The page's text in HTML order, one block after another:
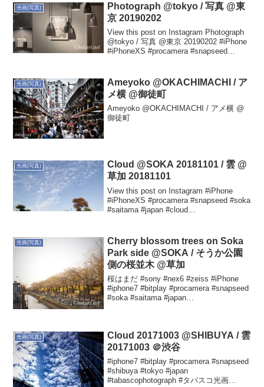
光画(写真)
Photograph @tokyo / 写真 @東
京 20190202
View this post on Instagram Photograph
@tokyo / 写真 @東京 20190202 #iPhone
#iPhoneXS #procamera #snapseed
光画(写真)
Ameyoko @OKACHIMACHI / ア
メ横 @御徒町
Ameyoko @OKACHIMACHI / アメ横 @
御徒町
光画(写真)
Cloud @SOKA 20181101 / 雲 @
草加 20181101
View this post on Instagram #iPhone
#iPhoneXS #procamera #snapseed #soka
#saitama #japan #cloud
光画(写真)
Cherry blossom trees on Soka
Park side @SOKA / そうか公園
側の桜並木 @草加
桜はまだ #sony #nex6 #zeiss #iPhone
#iphone7 #bitplay #procamera #snapseed
#soka #saitama #japan
光画(写真)
Cloud 20171003 @SHIBUYA / 雲
20171003 ＠渋谷
#iphone7 #bitplay #procamera #snapseed
#shibuya #tokyo #japan
#tabascophotograph #タバスコ光画